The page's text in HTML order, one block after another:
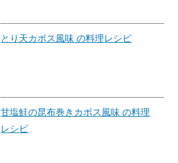
とり天カボス風味 の料理レシピ
甘塩鮭の昆布巻きカボス風味 の料理
レシピ